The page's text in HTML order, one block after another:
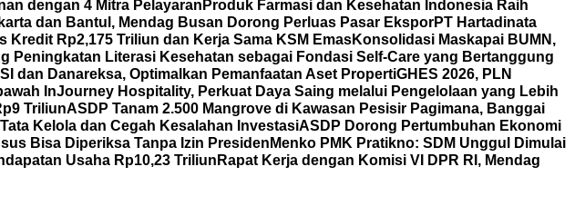
dengan 4 Mitra Pelayaran Produk Farmasi dan Kesehatan Indonesia Raih
dan Bantul, Mendag Busan Dorong Perluas Pasar EksporPT Hartadinata
Rp2,175 Triliun dan Kerja Sama KSM EmasKonsolidasi Maskapai BUMN,
Peningkatan Literasi Kesehatan sebagai Fondasi Self-Care yang Bertanggung
dan Danareksa, Optimalkan Pemanfaatan Aset PropertiGHES 2026, PLN
InJourney Hospitality, Perkuat Daya Saing melalui Pengelolaan yang Lebih
TriliunASDP Tanam 2.500 Mangrove di Kawasan Pesisir Pagimana, Banggai
Kelola dan Cegah Kesalahan InvestasiASDP Dorong Pertumbuhan Ekonomi
Bisa Diperiksa Tanpa Izin Presiden Menko PMK Pratikno: SDM Unggul Dimulai
Usaha Rp10,23 Triliun Rapat Kerja dengan Komisi VI DPR RI, Mendag